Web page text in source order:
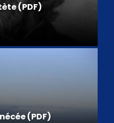
(PDF)
(PDF)